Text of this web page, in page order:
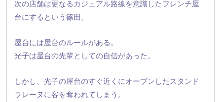
次の店舗は更なるカジュアル路線を意識したフレンチ屋
台にすると いう篠田。
屋台には屋台のルールがある。
光子は屋台の先輩としての自信があった。
しかし、光子の屋台のすぐ近くにオープンしたスタンド
ラレーヌに客を奪われてしまう。